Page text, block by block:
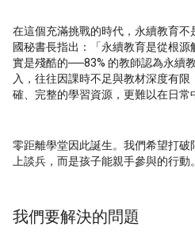
在這個充滿挑戰的時代，永續教育
國秘書長指出：「永續教育是從根
實是殘酷的──83% 的教師認為永續
入，往往因課時不足與教材深度有
確、完整的學習資源，更難以在日常
零距離學堂因此誕生。我們希望打
上談兵，而是孩子能親手參與的行動。
我們要解決的問題